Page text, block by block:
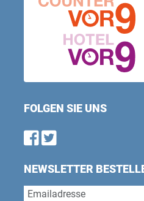
FOLGEN SIE UNS
Find us on
Follow us
NEWSLETTER